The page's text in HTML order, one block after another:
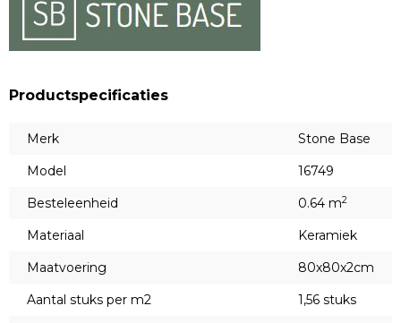
Productspecificaties
Merk
Stone Base
Model
16749
Besteleenheid
0.64 m2
Materiaal
Keramiek
Maatvoering
80x80x2cm
Aantal stuks per m2
1,56 stuks